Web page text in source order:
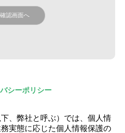
シーポリシー
、弊社と呼ぶ）では、個人情
実態に応じた個人情報保護の